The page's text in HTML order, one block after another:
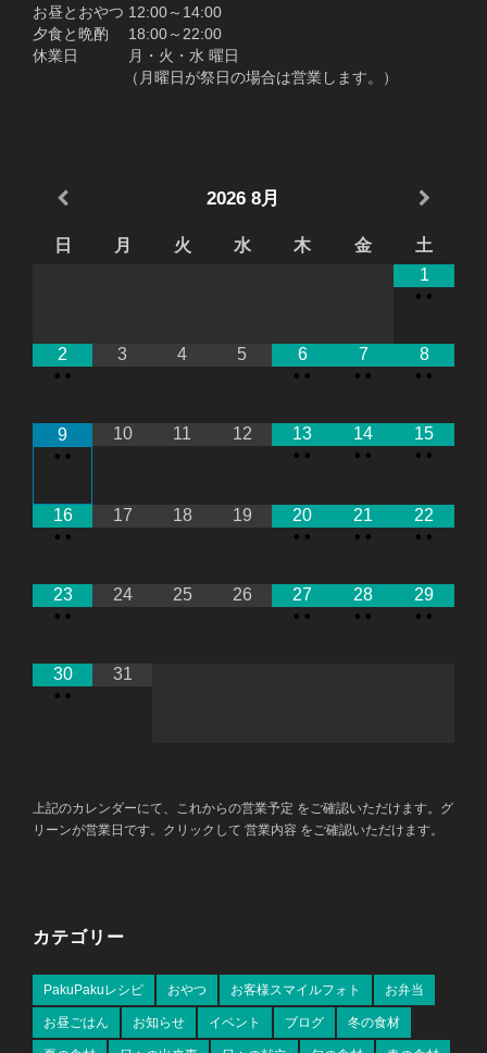
お昼とおやつ 12:00～14:00
夕食と晩酌 18:00～22:00
休業日 月・火・水 曜日
（月曜日が祭日の場合は営業します。）
2026 8月
日 月 火 水 木 金
土
1
• •
2
• •
3 4 5
6
• •
7
• •
8
• •
9
• •
10 11 12
13
• •
14
• •
15
• •
16
• •
17 18 19
20
• •
21
• •
22
• •
23
• •
24 25 26
27
• •
28
• •
29
• •
30
• •
31
上記のカレンダーにて、これからの営業予定 をご確認いただけます。グ
リーンが営業日です。クリックして 営業内容 をご確認いただけます。
カテゴリー
PakuPakuレシピ おやつ お客様スマイルフォト お弁当
お昼ごはん お知らせ イベント ブログ 冬の食材